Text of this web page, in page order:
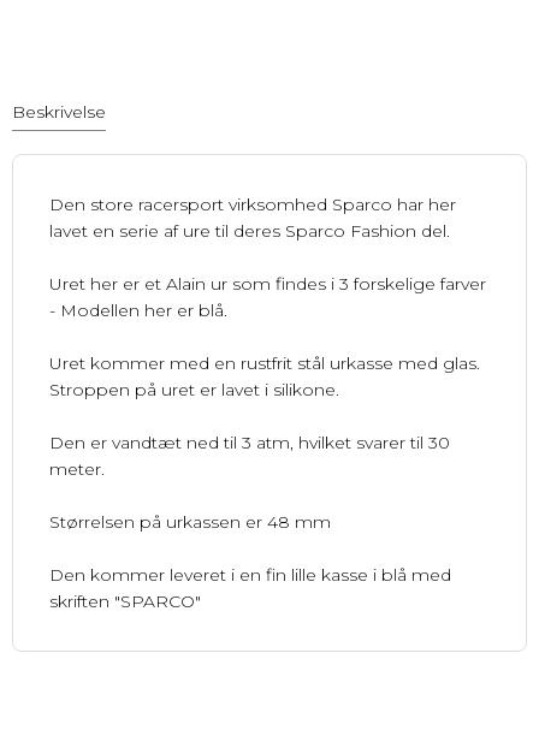
Beskrivelse
Den store racersport virksomhed Sparco har her
lavet en serie af ure til deres Sparco Fashion del.
Uret her er et Alain ur som findes i 3 forskelige farver
- Modellen her er blå.
Uret kommer med en rustfrit stål urkasse med glas.
Stroppen på uret er lavet i silikone.
Den er vandtæt ned til 3 atm, hvilket svarer til 30
meter.
Størrelsen på urkassen er 48 mm
Den kommer leveret i en fin lille kasse i blå med
skriften "SPARCO"